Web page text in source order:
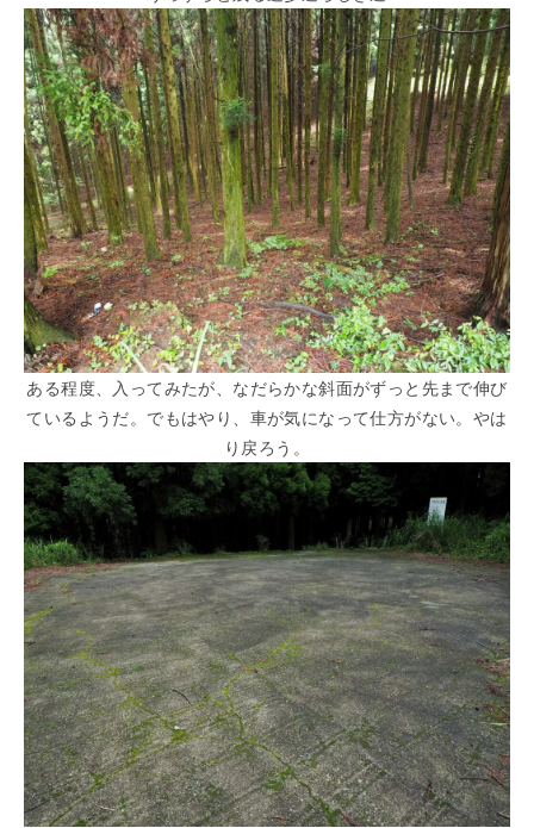
ある程度、入ってみたが、なだらかな斜面がずっと先まで伸び
ているようだ。でもはやり、車が気になって仕方がない。やは
り戻ろう。